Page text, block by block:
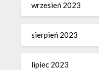
wrzesień 2023
sierpień 2023
lipiec 2023